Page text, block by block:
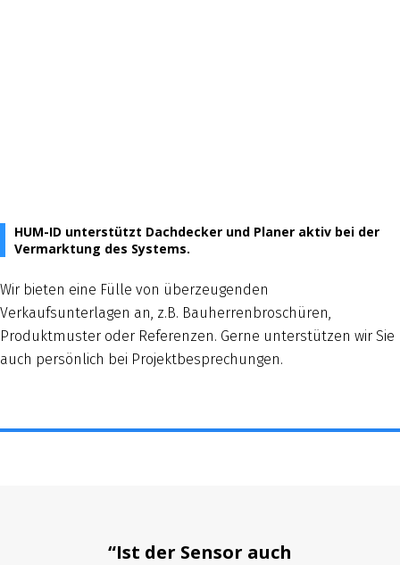
HUM-ID unterstützt Dachdecker und Planer aktiv bei der
Vermarktung des Systems.
Wir bieten eine Fülle von überzeugenden
Verkaufsunterlagen an, z.B. Bauherrenbroschüren,
Produktmuster oder Referenzen. Gerne unterstützen wir Sie
auch persönlich bei Projektbesprechungen.
“Ist der Sensor auch